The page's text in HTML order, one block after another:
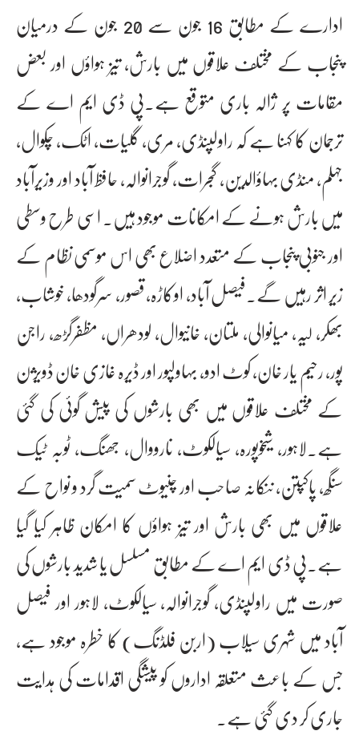
ادارے کے مطابق 16 جون سے 20 جون کے درمیان
پنجاب کے مختلف علاقوں میں بارش، تیز ہواؤں اور بعض
مقامات پر ژالہ باری متوقع ہے۔پی ڈی ایم اے کے
ترجمان کا کہنا ہے کہ راولپنڈی، مری، گلیات، اٹک، چکوال،
جہلم، منڈی بہاؤالدین، گجرات، گوجرانوالہ، حافظ آباد اور وزیرآباد
میں بارش ہونے کے امکانات موجود ہیں۔ اسی طرح وسطی
اور جنوبی پنجاب کے متعدد اضلاع بھی اس موسمی نظام کے
زیر اثر رہیں گے۔فیصل آباد، اوکاڑہ، قصور، سرگودھا، خوشاب،
بھکر، لیہ، میانوالی، ملتان، خانیوال، لودھراں، مظفرگڑھ، راجن
پور، رحیم یار خان، کوٹ ادو، بہاولپور اور ڈیرہ غازی خان ڈویژن
کے مختلف علاقوں میں بھی بارشوں کی پیش گوئی کی گئی
ہے۔لاہور، شیخوپورہ، سیالکوٹ، نارووال، جھنگ، ٹوبہ ٹیک
سنگھ، پاکپتن، ننکانہ صاحب اور چنیوٹ سمیت گرد و نواح کے
علاقوں میں بھی بارش اور تیز ہواؤں کا امکان ظاہر کیا گیا
ہے۔پی ڈی ایم اے کے مطابق مسلسل یا شدید بارشوں کی
صورت میں راولپنڈی، گوجرانوالہ، سیالکوٹ، لاہور اور فیصل
آباد میں شہری سیلاب (اربن فلڈنگ) کا خطرہ موجود ہے،
جس کے باعث متعلقہ اداروں کو پیشگی اقدامات کی ہدایت
جاری کر دی گئی ہے۔